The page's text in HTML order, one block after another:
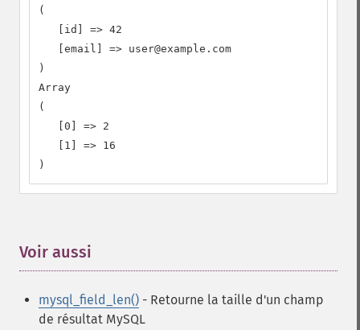
(
   [id] => 42
   [email] => user@example.com
)
Array
(
   [0] => 2
   [1] => 16
)
Voir aussi
mysql_field_len() - Retourne la taille d'un champ
de résultat MySQL